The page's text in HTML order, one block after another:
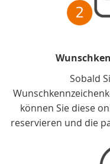
Sobald
können Sie diese
reservieren und die